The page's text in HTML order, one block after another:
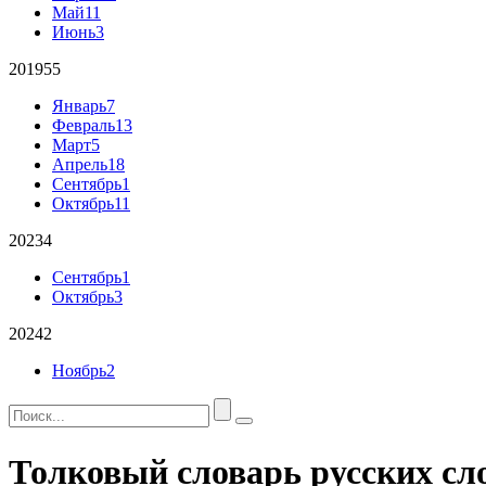
Май11
Июнь3
201955
Январь7
Февраль13
Март5
Апрель18
Сентябрь1
Октябрь11
20234
Сентябрь1
Октябрь3
20242
Ноябрь2
Толковый словарь русских